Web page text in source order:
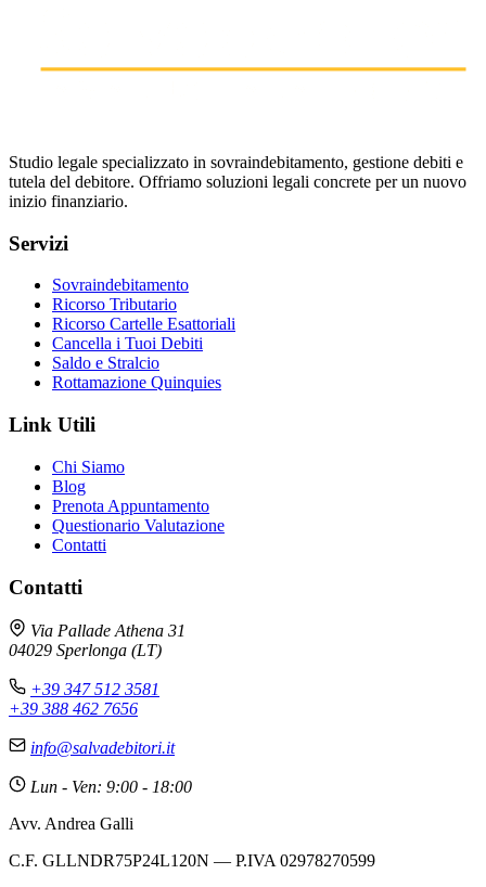
Studio legale specializzato in sovraindebitamento, gestione debiti e
tutela del debitore. Offriamo soluzioni legali concrete per un nuovo
inizio finanziario.
Servizi
Sovraindebitamento
Ricorso Tributario
Ricorso Cartelle Esattoriali
Cancella i Tuoi Debiti
Saldo e Stralcio
Rottamazione Quinquies
Link Utili
Chi Siamo
Blog
Prenota Appuntamento
Questionario Valutazione
Contatti
Contatti
Via Pallade Athena 31
04029 Sperlonga (LT)
+39 347 512 3581
+39 388 462 7656
info@salvadebitori.it
Lun - Ven: 9:00 - 18:00
Avv. Andrea Galli
C.F. GLLNDR75P24L120N — P.IVA 02978270599